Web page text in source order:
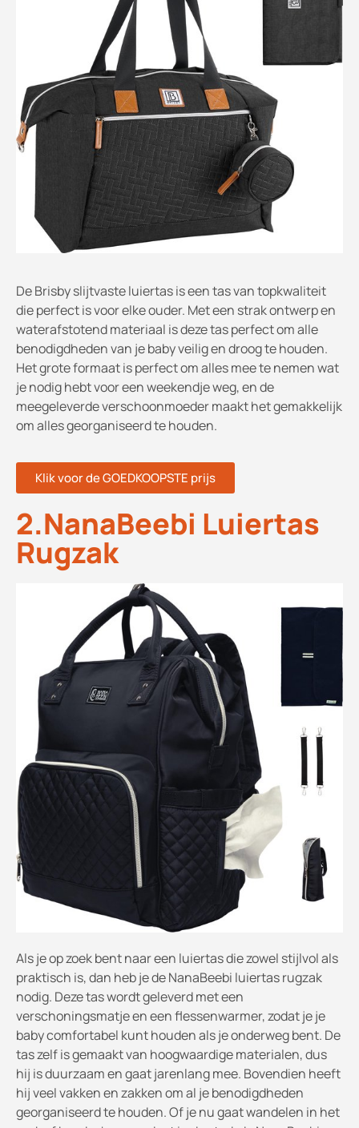
De Brisby slijtvaste luiertas is een tas van topkwaliteit
die perfect is voor elke ouder. Met een strak ontwerp en
waterafstotend materiaal is deze tas perfect om alle
benodigdheden van je baby veilig en droog te houden.
Het grote formaat is perfect om alles mee te nemen wat
je nodig hebt voor een weekendje weg, en de
meegeleverde verschoonmoeder maakt het gemakkelijk
om alles georganiseerd te houden.
Klik voor de GOEDKOOPSTE prijs
2.NanaBeebi Luiertas
Rugzak
Als je op zoek bent naar een luiertas die zowel stijlvol als
praktisch is, dan heb je de NanaBeebi luiertas rugzak
nodig. Deze tas wordt geleverd met een
verschoningsmatje en een flessenwarmer, zodat je je
baby comfortabel kunt houden als je onderweg bent. De
tas zelf is gemaakt van hoogwaardige materialen, dus
hij is duurzaam en gaat jarenlang mee. Bovendien heeft
hij veel vakken en zakken om al je benodigdheden
georganiseerd te houden. Of je nu gaat wandelen in het